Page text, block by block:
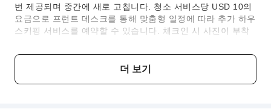
번 제공되며 중간에 새로 고칩니다. 청소 서비스당 USD 10의
요금으로 프런트 데스크를 통해 맞춤형 일정에 따라 추가 하우
스키핑 서비스를 예약할 수 있습니다. 체크인 시 사진이 부착
가능한 경우에 한해 제공되며 추가 요금이 적용될 수 있습니
더 보기